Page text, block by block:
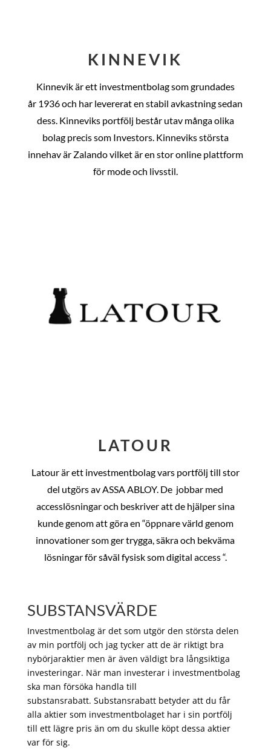
KINNEVIK
Kinnevik är ett investmentbolag som grundades
år 1936 och har levererat en stabil avkastning sedan
dess. Kinneviks portfölj består utav många olika
bolag precis som Investors. Kinneviks största
innehav är Zalando vilket är en stor online plattform
för mode och livsstil.
LATOUR
Latour är ett investmentbolag vars portfölj till stor
del utgörs av ASSA ABLOY. De jobbar med
accesslösningar och beskriver att de hjälper sina
kunde genom att göra en “öppnare värld genom
innovationer som ger trygga, säkra och bekväma
lösningar för såväl fysisk som digital access “.
SUBSTANSVÄRDE
Investmentbolag är det som utgör den största delen
av min portfölj och jag tycker att de är riktigt bra
nybörjaraktier men är även väldigt bra långsiktiga
investeringar. När man investerar i investmentbolag
ska man försöka handla till
substansrabatt. Substansrabatt betyder att du får
alla aktier som investmentbolaget har i sin portfölj
till ett lägre pris än om du skulle köpt dessa aktier
var för sig.